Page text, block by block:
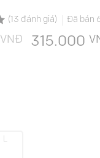
(13 đánh giá) Đã bán
VNĐ
Giá
315.000
L